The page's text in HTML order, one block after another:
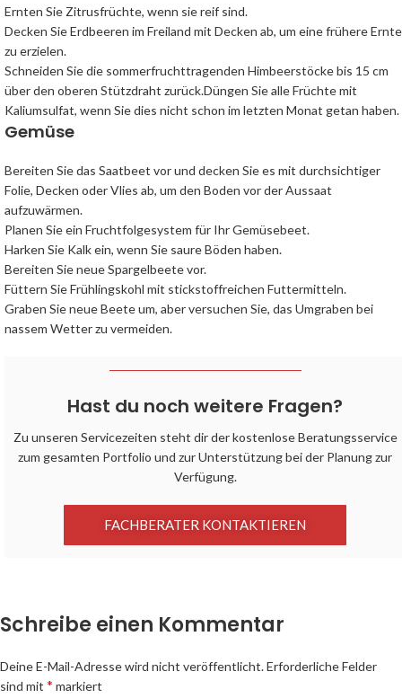
Ernten Sie Zitrusfrüchte, wenn sie reif sind.
Decken Sie Erdbeeren im Freiland mit Decken ab, um eine frühere Ernte
zu erzielen.
Schneiden Sie die sommerfruchttragenden Himbeerstöcke bis 15 cm
über den oberen Stützdraht zurück.Düngen Sie alle Früchte mit
Kaliumsulfat, wenn Sie dies nicht schon im letzten Monat getan haben.
Gemüse
Bereiten Sie das Saatbeet vor und decken Sie es mit durchsichtiger
Folie, Decken oder Vlies ab, um den Boden vor der Aussaat
aufzuwärmen.
Planen Sie ein Fruchtfolgesystem für Ihr Gemüsebeet.
Harken Sie Kalk ein, wenn Sie saure Böden haben.
Bereiten Sie neue Spargelbeete vor.
Füttern Sie Frühlingskohl mit stickstoffreichen Futtermitteln.
Graben Sie neue Beete um, aber versuchen Sie, das Umgraben bei
nassem Wetter zu vermeiden.
Hast du noch weitere Fragen?
Zu unseren Servicezeiten steht dir der kostenlose Beratungsservice
zum gesamten Portfolio und zur Unterstützung bei der Planung zur
Verfügung.
FACHBERATER KONTAKTIEREN
Schreibe einen Kommentar
Deine E-Mail-Adresse wird nicht veröffentlicht.Erforderliche Felder
sind mit * markiert